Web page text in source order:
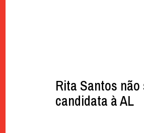
Rita Santos não
candidata à AL